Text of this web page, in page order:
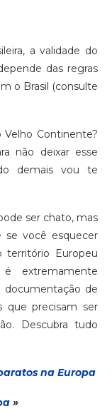
a validade do
das regras
o Brasil (consulte
Continente?
não deixar esse
demais vou te
ser chato, mas
você esquecer
território Europeu
extremamente
de
que precisam ser
Descubra tudo
na Europa
»